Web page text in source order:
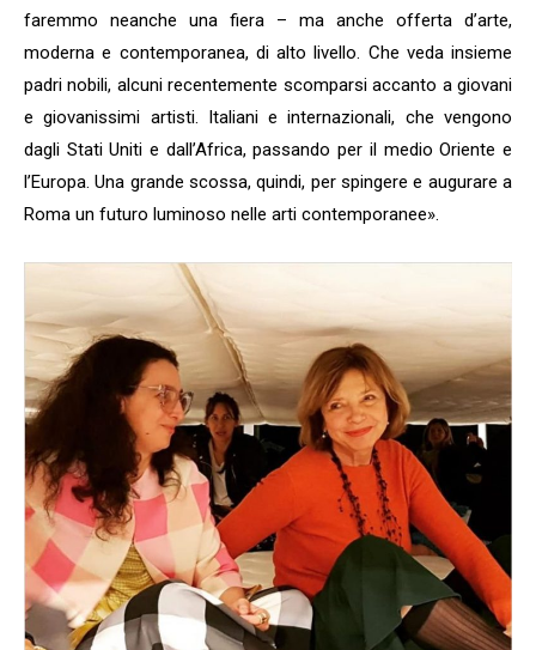
faremmo neanche una fiera – ma anche offerta d’arte,
moderna e contemporanea, di alto livello. Che veda insieme
padri nobili, alcuni recentemente scomparsi accanto a giovani
e giovanissimi artisti. Italiani e internazionali, che vengono
dagli Stati Uniti e dall’Africa, passando per il medio Oriente e
l’Europa. Una grande scossa, quindi, per spingere e augurare a
Roma un futuro luminoso nelle arti contemporanee».